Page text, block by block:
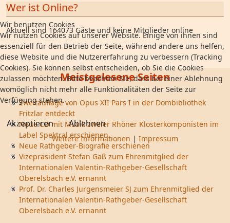
Wer ist Online?
Aktuell sind 164073 Gäste und keine Mitglieder online
Meistgelesene Seiten
Zweitauflage von Opus XII Pars I in der Dombibliothek
Fritzlar entdeckt
Neue CD mit Musik zweier Rhöner Klosterkomponisten im
Label Spektral erschienen
Neue Rathgeber-Biografie erschienen
Vizepräsident Stefan Gaß zum Ehrenmitglied der
Internationalen Valentin-Rathgeber-Gesellschaft
Oberelsbach e.V. ernannt
Prof. Dr. Charles Jurgensmeier SJ zum Ehrenmitglied der
Internationalen Valentin-Rathgeber-Gesellschaft
Oberelsbach e.V. ernannt
Wir benutzen Cookies
Wir nutzen Cookies auf unserer Website. Einige von ihnen sind
essenziell für den Betrieb der Seite, während andere uns helfen,
diese Website und die Nutzererfahrung zu verbessern (Tracking
Cookies). Sie können selbst entscheiden, ob Sie die Cookies
zulassen möchten. Bitte beachten Sie, dass bei einer Ablehnung
womöglich nicht mehr alle Funktionalitäten der Seite zur
Verfügung stehen.
Akzeptieren Ablehnen
Weitere Informationen | Impressum